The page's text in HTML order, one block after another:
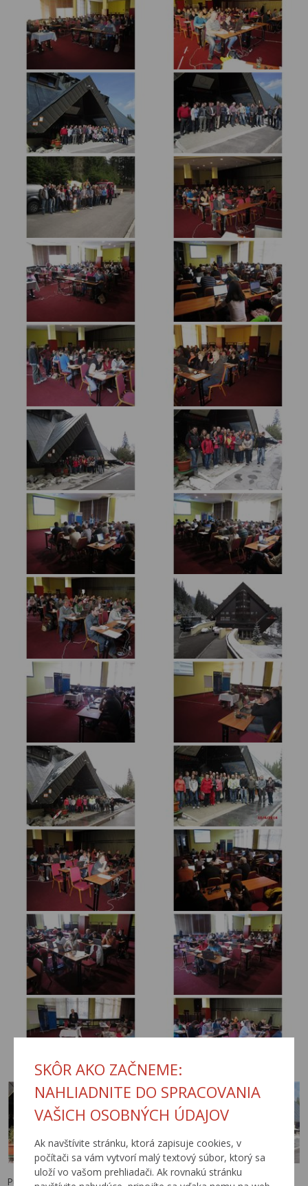
SKÔR AKO ZAČNEME:
NAHLIADNITE DO SPRACOVANIA
VAŠICH OSOBNÝCH ÚDAJOV
Ak navštívite stránku, ktorá zapisuje cookies, v
počítači sa vám vytvorí malý textový súbor, ktorý sa
uloží vo vašom prehliadači. Ak rovnakú stránku
Publikované: 13.5.2014